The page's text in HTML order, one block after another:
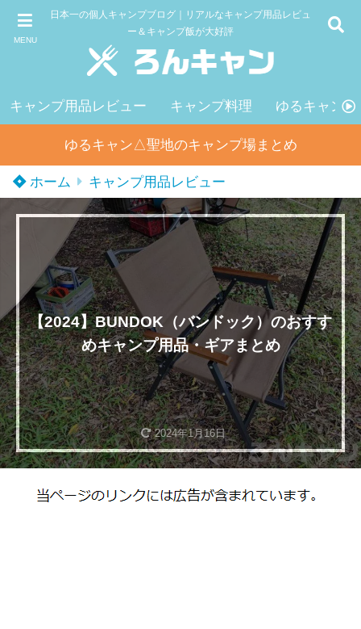
MENU
日本一の個人キャンプブログ｜リアルなキャンプ用品レビュ
ー＆キャンプ飯が大好評
キャンプ用品レビュー キャンプ料理 ゆるキャン△
ゆるキャン△聖地のキャンプ場まとめ
ホーム キャンプ用品レビュー
【2024】BUNDOK（バンドック）のおすす
めキャンプ用品・ギアまとめ
2024年1月16日